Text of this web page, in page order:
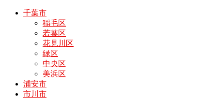
千葉市
稲毛区
若葉区
花見川区
緑区
中央区
美浜区
浦安市
市川市